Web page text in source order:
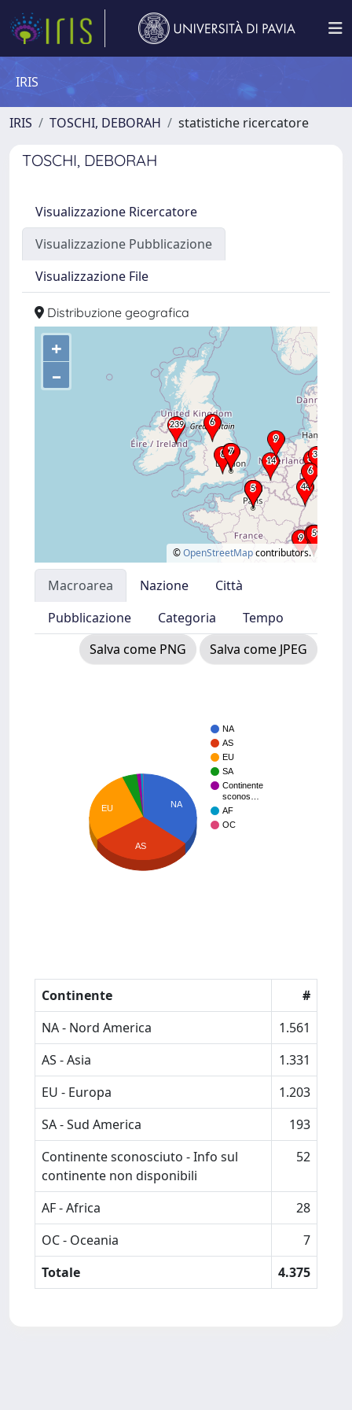
IRIS
IRIS TOSCHI, DEBORAH statistiche ricercatore
TOSCHI, DEBORAH
Visualizzazione Ricercatore
Visualizzazione Pubblicazione
Visualizzazione File
Distribuzione geografica
+
–
©OpenStreetMapcontributors.
Macroarea Nazione
Città
Pubblicazione
Categoria
Tempo
Salva come PNG
Salva come JPEG
NA
AS
EU
SA
Continente
sconos…
AF
OC
NA
EU
AS
Continente
#
NA - Nord America
1.561
AS - Asia
1.331
EU - Europa
1.203
SA - Sud America
193
Continente sconosciuto - Info sul
continente non disponibili
52
AF - Africa
28
OC - Oceania
7
Totale
4.375